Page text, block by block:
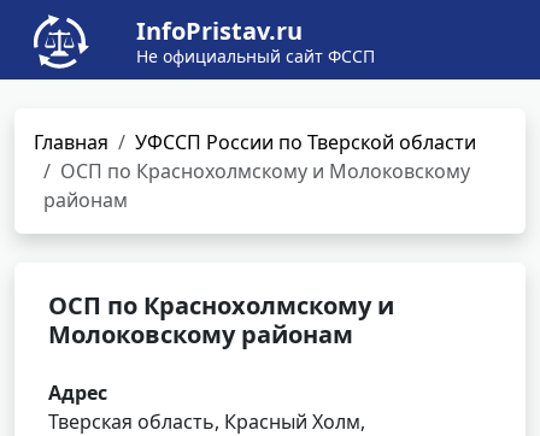
InfoPristav.ru
Не официальный сайт ФССП
Главная
УФССП России по Тверской области
ОСП по Краснохолмскому и Молоковскому
районам
ОСП по Краснохолмскому и
Молоковскому районам
Адрес
Тверская область, Красный Холм,